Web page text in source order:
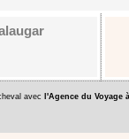
avec l'Agence du Voyage